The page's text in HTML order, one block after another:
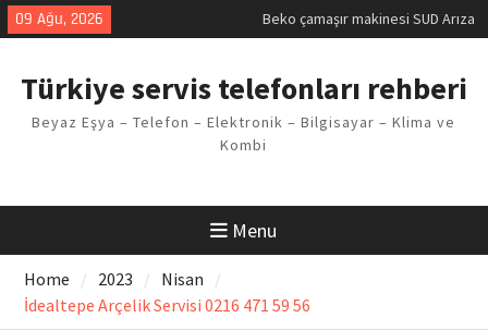
Skip
to
09 Ağu, 2026
Beko çamaşır makinesi SUD Arıza
Kodu
Kodu
Arızası Çözümü
E02 Arıza Kodu Regal kombi
Viessmann kombi F3 Hatası
Çözüm Yöntemleri
Türkiye servis telefonları rehberi
Beyaz Eşya – Telefon – Elektronik – Bilgisayar – Klima ve
Kombi
Menu
Home 2023
Nisan
İdealtepe Arçelik Servisi 0216 471 59 56